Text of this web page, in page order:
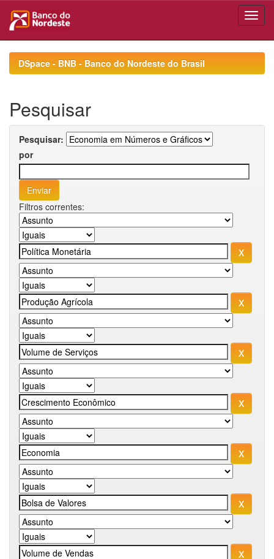
navigationDSpace - BNB - Banco do Nordeste do Brasil
Pesquisar
Pesquisar:
por
Filtros correntes: